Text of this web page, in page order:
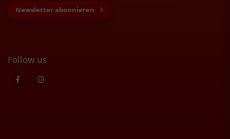
Newsletter abonnieren
Follow us